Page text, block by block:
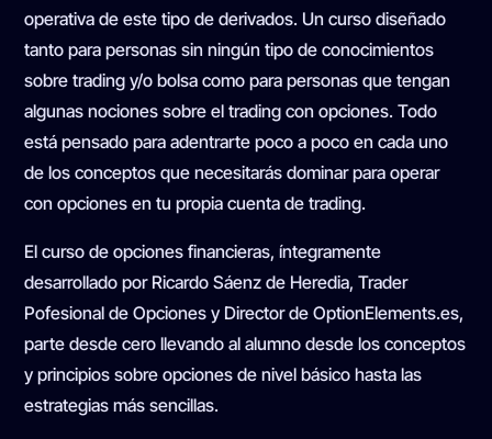
operativa de este tipo de derivados. Un curso diseñado
tanto para personas sin ningún tipo de conocimientos
sobre trading y/o bolsa como para personas que tengan
algunas nociones sobre el trading con opciones. Todo
está pensado para adentrarte poco a poco en cada uno
de los conceptos que necesitarás dominar para operar
con opciones en tu propia cuenta de trading.
El curso de opciones financieras, íntegramente
desarrollado por Ricardo Sáenz de Heredia, Trader
Pofesional de Opciones y Director de OptionElements.es,
parte desde cero llevando al alumno desde los conceptos
y principios sobre opciones de nivel básico hasta las
estrategias más sencillas.